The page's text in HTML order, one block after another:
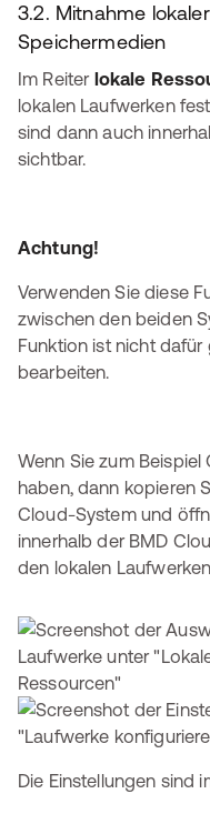
3.2. Mitnahme
Speichermedien
Im Reiter lokale
lokalen Laufwerken
sind dann auch
sichtbar.
Achtung!
Verwenden Sie diese
zwischen den beiden
Funktion ist nicht dafür
bearbeiten.
Wenn Sie zum
haben, dann kopieren
Cloud-System und
innerhalb der BMD
den lokalen
Die Einstellungen sind